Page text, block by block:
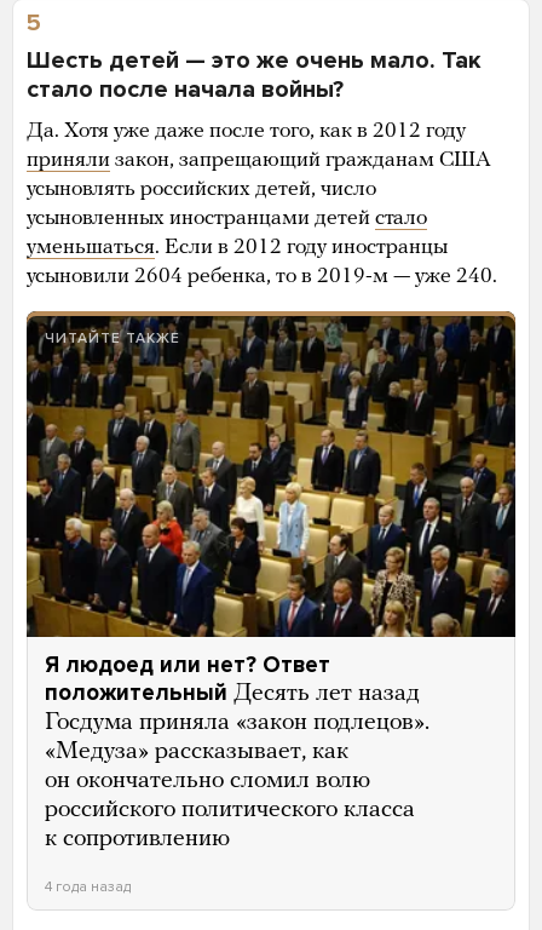
5
Шесть детей — это же очень мало. Так
стало после начала войны?
Да. Хотя уже даже после того, как в 2012 году
приняли закон, запрещающий гражданам США
усыновлять российских детей, число
усыновленных иностранцами детей стало
уменьшаться. Если в 2012 году иностранцы
усыновили 2604 ребенка, то в 2019-м — уже 240.
ЧИТАЙТЕ ТАКЖЕ
Я людоед или нет? Ответ
положительный Десять лет назад
Госдума приняла «закон подлецов».
«Медуза» рассказывает, как
он окончательно сломил волю
российского политического класса
к сопротивлению
4 года назад